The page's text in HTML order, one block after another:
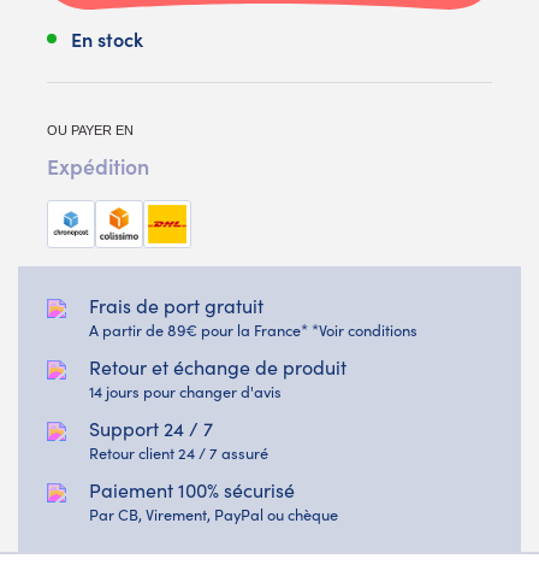
En stock
OU PAYER EN
Expédition
Frais de port gratuit
A partir de 89€ pour la France* *Voir conditions
Retour et échange de produit
14 jours pour changer d'avis
Support 24 / 7
Retour client 24 / 7 assuré
Paiement 100% sécurisé
Par CB, Virement, PayPal ou chèque